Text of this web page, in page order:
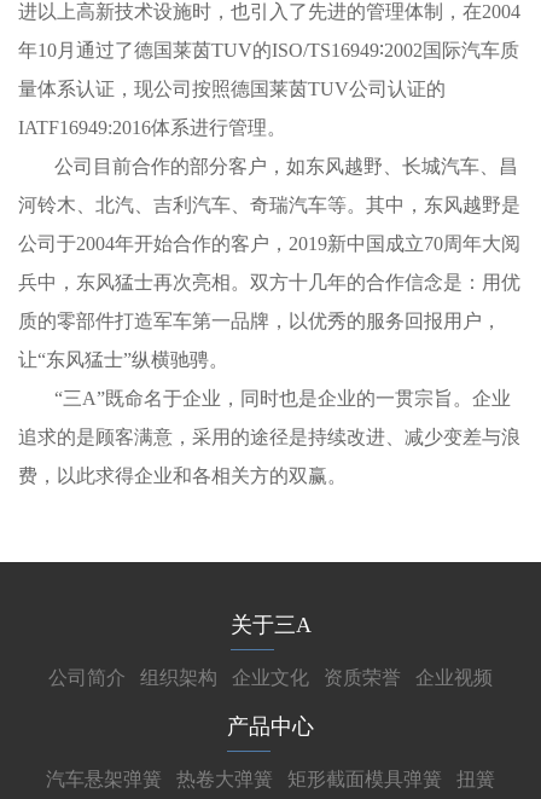
进以上高新技术设施时，也引入了先进的管理体制，在2004
年10月通过了德国莱茵TUV的ISO/TS16949∶2002国际汽车质
量体系认证，现公司按照德国莱茵TUV公司认证的
IATF16949:2016体系进行管理。
公司目前合作的部分客户，如东风越野、长城汽车、昌
河铃木、北汽、吉利汽车、奇瑞汽车等。其中，东风越野是
公司于2004年开始合作的客户，2019新中国成立70周年大阅
兵中，东风猛士再次亮相。双方十几年的合作信念是：用优
质的零部件打造军车第一品牌，以优秀的服务回报用户，
让“东风猛士”纵横驰骋。
“三A”既命名于企业，同时也是企业的一贯宗旨。企业
追求的是顾客满意，采用的途径是持续改进、减少变差与浪
费，以此求得企业和各相关方的双赢。
关于三A
公司简介 组织架构 企业文化 资质荣誉 企业视频
产品中心
汽车悬架弹簧 热卷大弹簧 矩形截面模具弹簧
扭簧